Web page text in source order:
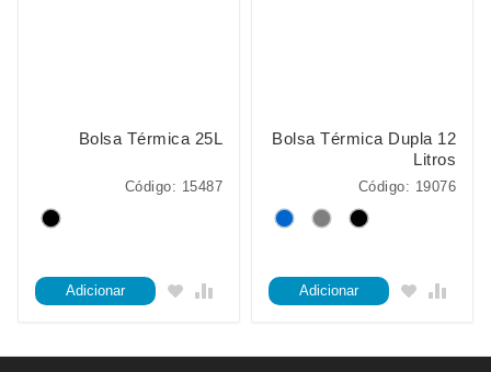
Bolsa Térmica 25L
Código: 15487
Adicionar
Bolsa Térmica Dupla 12
Litros
Código: 19076
Adicionar